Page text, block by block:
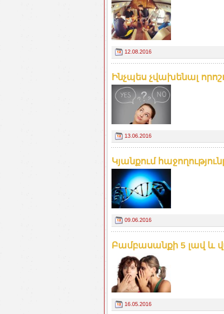
12.08.2016
Ինչպես չվախենալ
13.06.2016
Կյանքում
09.06.2016
Բամբասանքի 5 լավ և
16.05.2016